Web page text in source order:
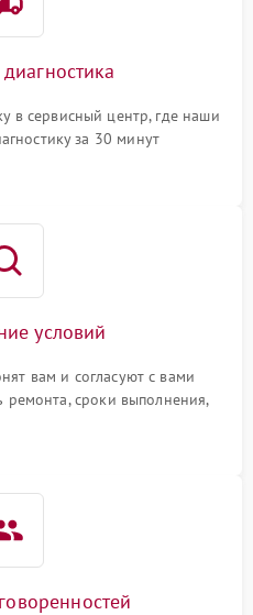
в сервисный центр, где наши
за 30 минут
условий
вам и согласуют с вами
ремонта, сроки выполнения,
условия